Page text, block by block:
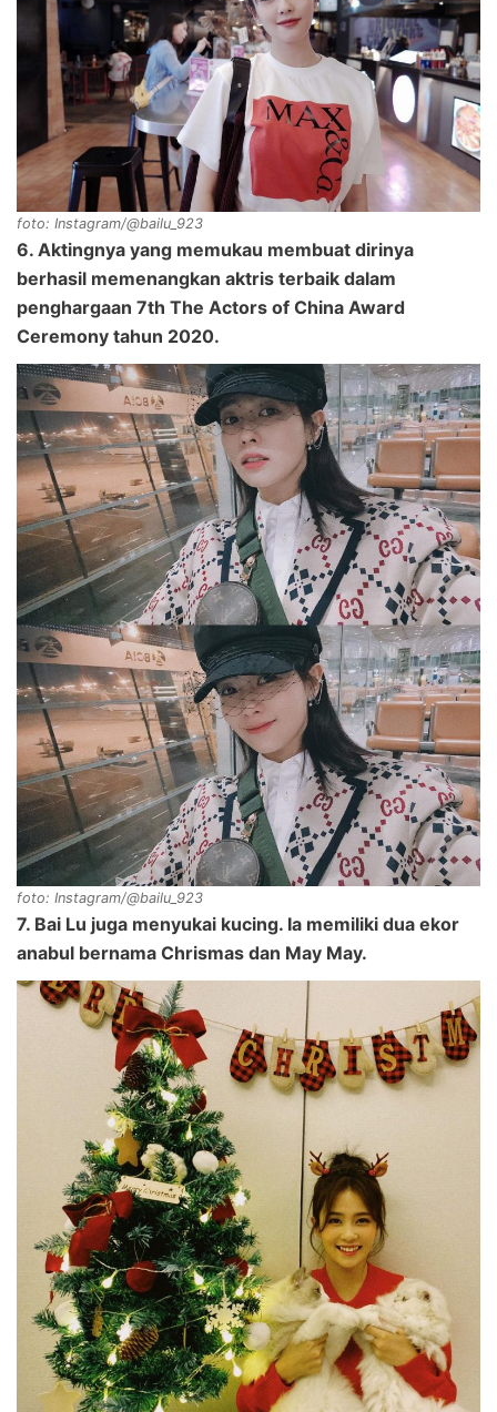
foto: Instagram/@bailu_923
6. Aktingnya yang memukau membuat dirinya
berhasil memenangkan aktris terbaik dalam
penghargaan 7th The Actors of China Award
Ceremony tahun 2020.
foto: Instagram/@bailu_923
7. Bai Lu juga menyukai kucing. Ia memiliki dua ekor
anabul bernama Chrismas dan May May.